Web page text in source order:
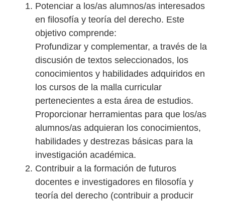
Potenciar a los/as alumnos/as interesados
en filosofía y teoría del derecho. Este
objetivo comprende:
Profundizar y complementar, a través de la
discusión de textos seleccionados, los
conocimientos y habilidades adquiridos en
los cursos de la malla curricular
pertenecientes a esta área de estudios.
Proporcionar herramientas para que los/as
alumnos/as adquieran los conocimientos,
habilidades y destrezas básicas para la
investigación académica.
Contribuir a la formación de futuros
docentes e investigadores en filosofía y
teoría del derecho (contribuir a producir